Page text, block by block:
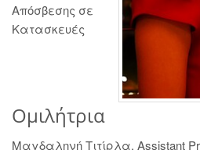
Απόσβεσης σε
Κατασκευές
Ομιλήτρια
Μαγδαληνή Τιτίρλα, Assistant